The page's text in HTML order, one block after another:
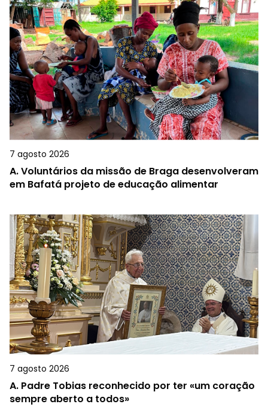
7 agosto 2026
A.Voluntários da missão de Braga desenvolveram
em Bafatá projeto de educação alimentar
7 agosto 2026
A. Padre Tobias reconhecido por ter «um coração
sempre aberto a todos»